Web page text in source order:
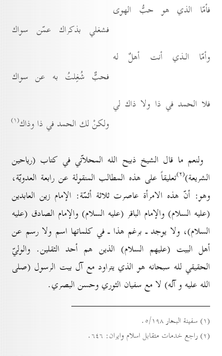
فأمّا الذي هو حبُّ الهوى
فشغلي بذكراك عمّن سواك
وأمّا الـذي أنت أهلٌ له
فحبٌّ شُغِلتُ به عن سواك
فلا الحمد في ذا ولا ذاك لي
ولكنْ لك الحمد في ذا وذاك(۱)
ولنعم ما قال الشيخ ذبيح الله المحلاّتي في كتاب (رياحين
الشريعة)(۲) تعليقاً على هذه المطالب المنقولة عن رابعة العدويّة،
وهو: أنّ هذه الامرأة عاصرت ثلاثة أئمّة: الإمام زين العابدين
(عليه السلام) والإمام الباقر (عليه السلام) والإمام الصادق (عليه
السلام)، ولا يوجد ـ برغم هذا ـ في كلماتها اسم ولا رسم عن
أهل البيت (عليهم السلام) الذين هم أحد الثقلين. والوليّ
الحقيقي لله سبحانه هو الذي يتراود مع آل بيت الرسول (صلى
الله عليه و آله) لا مع سفيان الثوري وحسن البصري.
(۱) سفينة البحار ٥/۱۹۸.
(۲) راجع خدمات متقابل اسلام وايران: ٦٤٦.